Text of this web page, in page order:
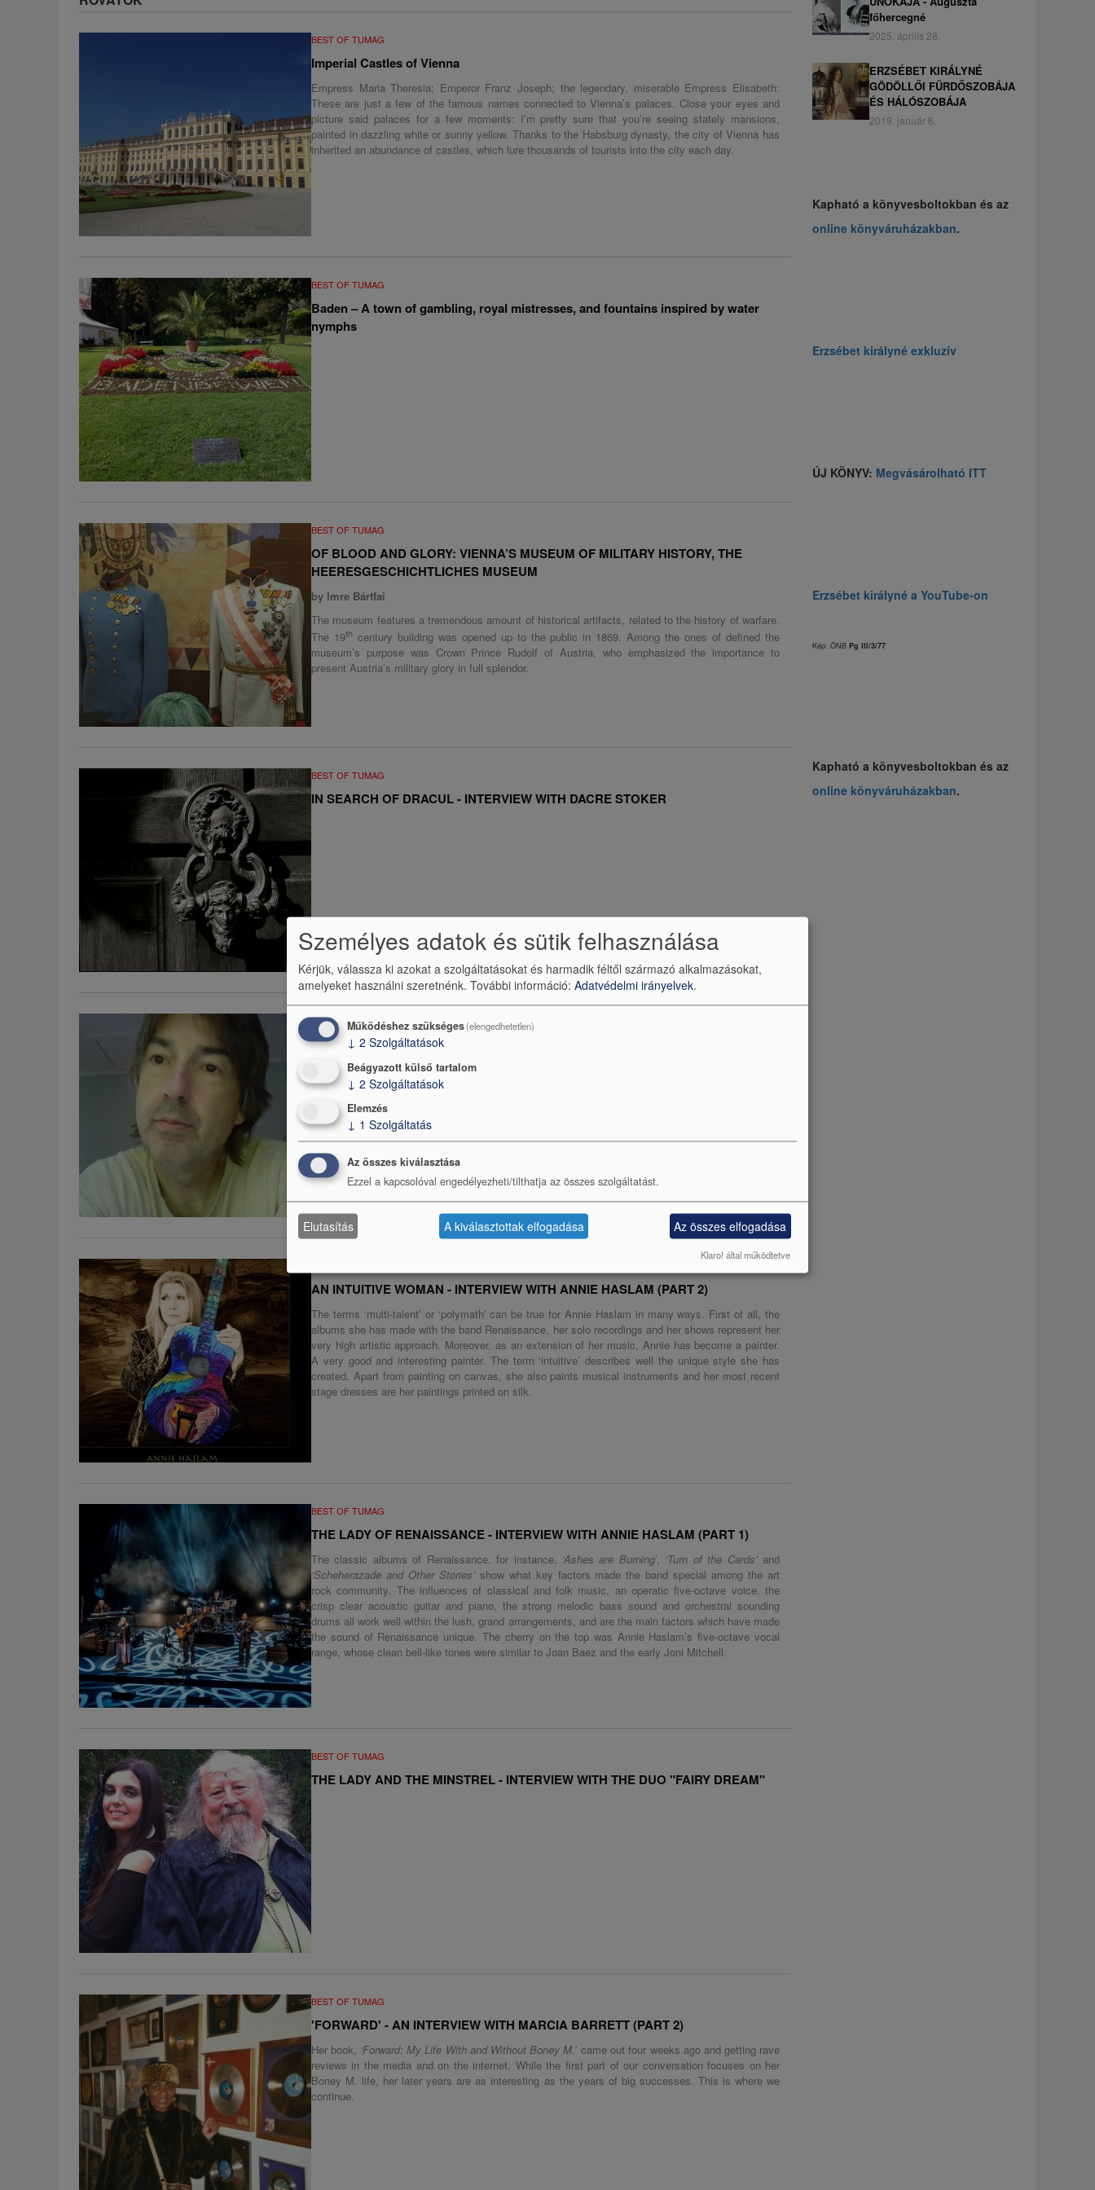
BEST OF TUMAG
Imperial Castles of Vienna
Empress Maria Theresia; Emperor Franz Joseph; the legendary, miserable Empress Elisabeth:
These are just a few of the famous names connected to Vienna’s palaces. Close your eyes and
picture said palaces for a few moments: I’m pretty sure that you’re seeing stately mansions,
painted in dazzling white or sunny yellow. Thanks to the Habsburg dynasty, the city of Vienna has
inherited an abundance of castles, which lure thousands of tourists into the city each day.
BEST OF TUMAG
Baden – A town of gambling, royal mistresses, and fountains inspired by water
nymphs
BEST OF TUMAG
OF BLOOD AND GLORY: VIENNA’S MUSEUM OF MILITARY HISTORY, THE
HEERESGESCHICHTLICHES MUSEUM
by Imre Bártfai
The museum features a tremendous amount of historical artifacts, related to the history of warfare.
The 19th century building was opened up to the public in 1869. Among the ones of defined the
museum’s purpose was Crown Prince Rudolf of Austria, who emphasized the importance to
present Austria’s military glory in full splendor.
BEST OF TUMAG
IN SEARCH OF DRACUL - INTERVIEW WITH DACRE STOKER
BEST OF TUMAG
WELCOME TO THE TOPAZ ISLANDS! - INTERVIEW WITH ANDREW LAITRES
AN INTUITIVE WOMAN - INTERVIEW WITH ANNIE HASLAM (PART 2)
The terms ‘multi-talent’ or ‘polymath’ can be true for Annie Haslam in many ways. First of all, the
albums she has made with the band Renaissance, her solo recordings and her shows represent her
very high artistic approach. Moreover, as an extension of her music, Annie has become a painter.
A very good and interesting painter. The term ‘intuitive’ describes well the unique style she has
created. Apart from painting on canvas, she also paints musical instruments and her most recent
stage dresses are her paintings printed on silk.
BEST OF TUMAG
THE LADY OF RENAISSANCE - INTERVIEW WITH ANNIE HASLAM (PART 1)
The classic albums of Renaissance, for instance, ‘Ashes are Burning’, ‘Turn of the Cards’and
‘Scheherazade and Other Stories’show what key factors made the band special among the art
rock community. The influences of classical and folk music, an operatic five-octave voice, the
crisp clear acoustic guitar and piano, the strong melodic bass sound and orchestral sounding
drums all work well within the lush, grand arrangements, and are the main factors which have made
the sound of Renaissance unique. The cherry on the top was Annie Haslam’s five-octave vocal
range, whose clean bell-like tones were similar to Joan Baez and the early Joni Mitchell.
BEST OF TUMAG
THE LADY AND THE MINSTREL - INTERVIEW WITH THE DUO "FAIRY DREAM"
BEST OF TUMAG
'FORWARD' - AN INTERVIEW WITH MARCIA BARRETT (PART 2)
Her book, ‘Forward: My Life With and Without Boney M.’ came out four weeks ago and getting rave
reviews in the media and on the internet. While the first part of our conversation focuses on her
Boney M. life, her later years are as interesting as the years of big successes. This is where we
continue.
főhercegné
2025. április 28.
ERZSÉBET KIRÁLYNÉ
GÖDÖLLŐI FÜRDŐSZOBÁJA
ÉS HÁLÓSZOBÁJA
2019. január 6.
Kapható a könyvesboltokban és az
online könyváruházakban.
Erzsébet királyné exkluzív
ÚJ KÖNYV: Megvásárolható ITT
Erzsébet királyné a YouTube-on
Kép: ÖNB Pg III/3/77
Kapható a könyvesboltokban és az
online könyváruházakban.
Személyes adatok és sütik felhasználása
Kérjük, válassza ki azokat a szolgáltatásokat és harmadik féltől származó alkalmazásokat,
amelyeket használni szeretnénk. További információ: Adatvédelmi irányelvek.
Működéshez szükséges(elengedhetetlen)
↓ 2 Szolgáltatások
Beágyazott külső tartalom
↓ 2 Szolgáltatások
Elemzés
↓ 1 Szolgáltatás
Az összes kiválasztása
Ezzel a kapcsolóval engedélyezheti/tilthatja az összes szolgáltatást.
Elutasítás A kiválasztottak elfogadása Az összes elfogadása
Klaro! által működtetve